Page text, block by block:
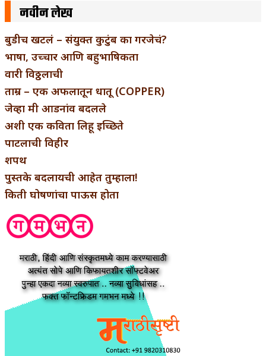
नवीन लेख
बुडीच खटलं – संयुक्त कुटुंब का गरजेचं?
भाषा, उच्चार आणि बहुभाषिकता
वारी विठ्ठलाची
ताम्र – एक अफलातून धातू (COPPER)
जेव्हा मी आडनांव बदलले
अशी एक कविता लिहू इच्छिते
पाटलाची विहीर
शपथ
पुस्तके बदलायची आहेत तुम्हाला!
किती घोषणांचा पाऊस होता